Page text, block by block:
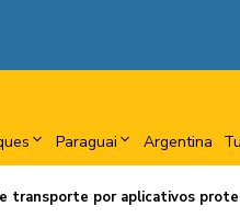
Paraguai Argentina
transporte por aplicativos